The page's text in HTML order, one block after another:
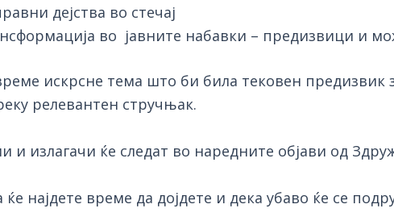
дејства во стечај
во јавните набавки – предизвици и
искрсне тема што би била тековен предизвик
релевантен стручњак.
и излагачи ќе следат во наредните објави од
ќе најдете време да дојдете и дека убаво ќе се